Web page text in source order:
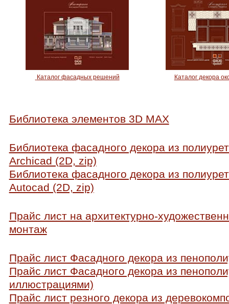
Каталог фасадных решений Каталог декора
Библиотека элементов 3D MAX
Библиотека фасадного декора из
Archicad (2D, zip)
Библиотека фасадного декора из
Autocad (2D, zip)
Прайс лист на архитектурно-
монтаж
Прайс лист Фасадного декора из
Прайс лист Фасадного декора из
иллюстрациями)
Прайс лист резного декора из